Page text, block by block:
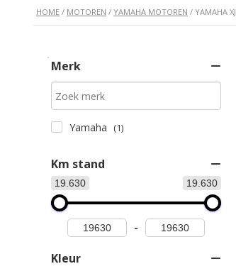
HOME / MOTOREN / YAMAHA MOTOREN / YAMAHA XJ
Merk
Yamaha (1)
Km stand
19.630 19.630
-
Kleur